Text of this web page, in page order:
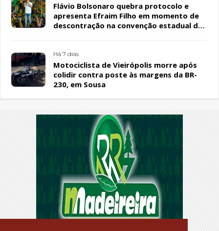
Flávio Bolsonaro quebra protocolo e
apresenta Efraim Filho em momento de
descontração na convenção estadual do
Há 7 dias
Motociclista de Vieirópolis morre após
colidir contra poste às margens da BR-
230, em Sousa